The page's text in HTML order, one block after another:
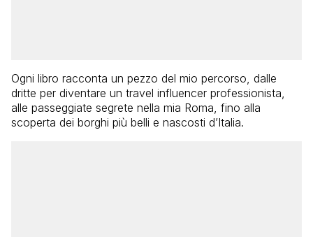
Ogni libro racconta un pezzo del mio percorso, dalle
dritte per diventare un travel influencer professionista,
alle passeggiate segrete nella mia Roma, fino alla
scoperta dei borghi più belli e nascosti d’Italia.